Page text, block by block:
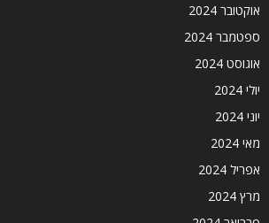
אוקטובר 2024
ספטמבר 2024
אוגוסט 2024
יולי 2024
יוני 2024
מאי 2024
אפריל 2024
מרץ 2024